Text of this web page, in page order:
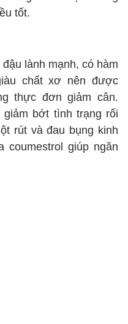
tốt.
lành mạnh, có hàm
chất xơ nên được
thực đơn giảm cân.
bớt tình trạng rối
rút và đau bụng kinh
giúp ngăn